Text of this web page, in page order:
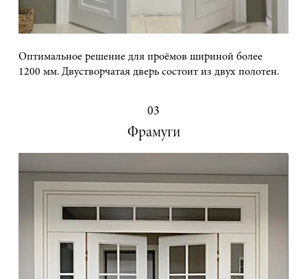
Оптимальное решение для проёмов шириной более
1200 мм. Двустворчатая дверь состоит из двух полотен.
03
Фрамуги